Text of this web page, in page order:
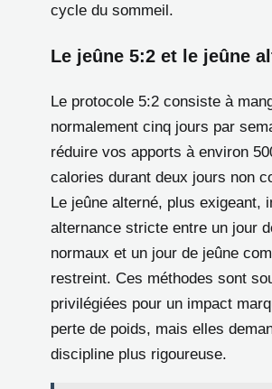
cycle du sommeil.
Le jeûne 5:2 et le jeûne
Le protocole 5:2 consiste à
normalement cinq jours par
réduire vos apports à environ
calories durant deux jours non
Le jeûne alterné, plus exigeant,
alternance stricte entre un jour
normaux et un jour de jeûne
restreint. Ces méthodes sont
privilégiées pour un impact
perte de poids, mais elles
discipline plus rigoureuse.